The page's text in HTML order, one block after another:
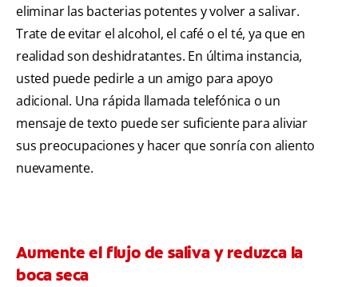
eliminar las bacterias potentes y volver a salivar.
Trate de evitar el alcohol, el café o el té, ya que en
realidad son deshidratantes. En última instancia,
usted puede pedirle a un amigo para apoyo
adicional. Una rápida llamada telefónica o un
mensaje de texto puede ser suficiente para aliviar
sus preocupaciones y hacer que sonría con aliento
nuevamente.
Aumente el flujo de saliva y reduzca la
boca seca